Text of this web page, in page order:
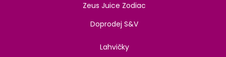
Zeus Juice Zodiac
Doprodej S&V
Lahvičky